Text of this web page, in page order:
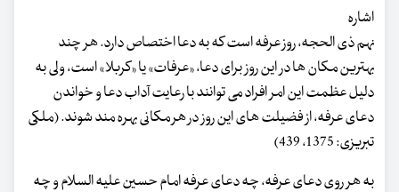
اشاره
نهم ذی الحجه، روز عرفه است که به دعا اختصاص دارد. هر چند
بهترین مکان ها در این روز برای دعا، «عرفات» یا «کربلا» است، ولی به
دلیل عظمت این امر افراد می توانند با رعایت آداب دعا و خواندن
دعای عرفه، از فضیلت های این روز در هر مکانی بهره مند شوند. (ملکی
تبریزی: 1375، 439)
به هر روی دعای عرفه، چه دعای عرفه امام حسین علیه السلام و چه